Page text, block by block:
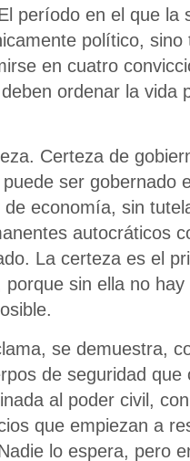
período en el que la
político,
en cuatro
ordenar la vida
Certeza de
ser gobernado
economía, sin
autocráticos
La certeza es el
sin ella no
se demuestra,
de seguridad que
al poder civil,
que empiezan a
lo espera, pero